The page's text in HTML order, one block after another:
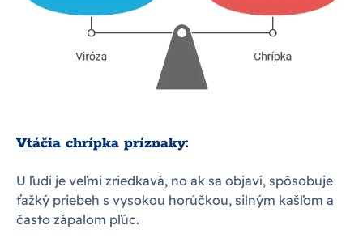
Vtáčia chrípka príznaky:
U ľudí je veľmi zriedkavá, no ak sa objaví, spôsobuje
ťažký priebeh s vysokou horúčkou, silným kašľom a
často zápalom pľúc.